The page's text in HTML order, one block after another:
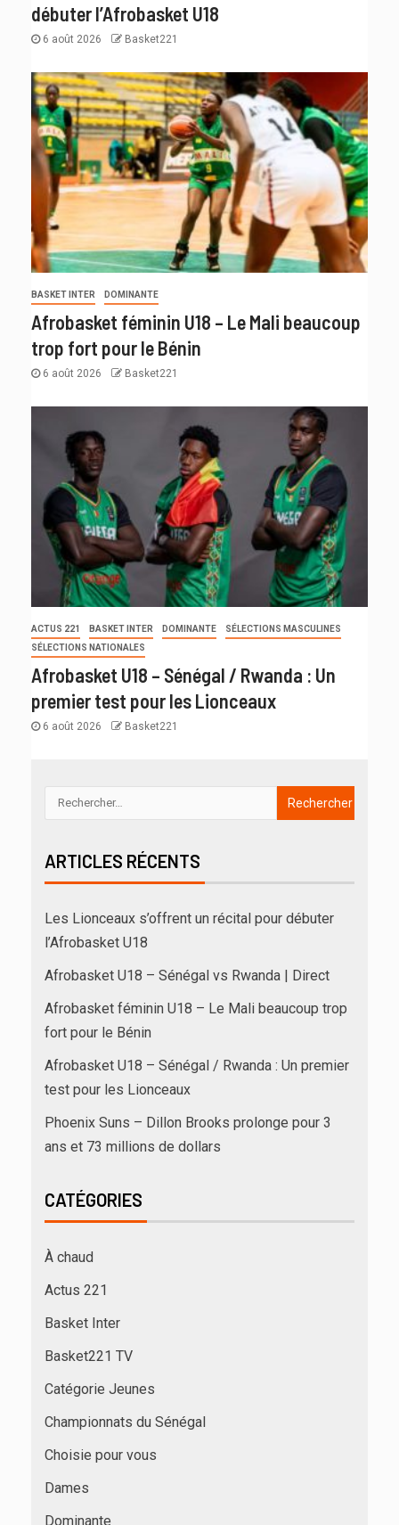
débuter l’Afrobasket U18
6 août 2026 Basket221
BASKET INTER DOMINANTE
Afrobasket féminin U18 – Le Mali beaucoup
trop fort pour le Bénin
6 août 2026 Basket221
ACTUS 221 BASKET INTER DOMINANTE
SÉLECTIONS MASCULINES
SÉLECTIONS NATIONALES
Afrobasket U18 – Sénégal / Rwanda : Un
premier test pour les Lionceaux
6 août 2026 Basket221
ARTICLES RÉCENTS
Les Lionceaux s’offrent un récital pour débuter
l’Afrobasket U18
Afrobasket U18 – Sénégal vs Rwanda | Direct
Afrobasket féminin U18 – Le Mali beaucoup trop
fort pour le Bénin
Afrobasket U18 – Sénégal / Rwanda : Un premier
test pour les Lionceaux
Phoenix Suns – Dillon Brooks prolonge pour 3
ans et 73 millions de dollars
CATÉGORIES
À chaud
Actus 221
Basket Inter
Basket221 TV
Catégorie Jeunes
Championnats du Sénégal
Choisie pour vous
Dames
Dominante